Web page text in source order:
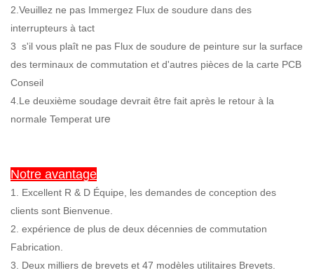
2.Veuillez ne pas Immergez Flux de soudure dans des
interrupteurs à tact
3 s'il vous plaît ne pas Flux de soudure de peinture sur la surface
des terminaux de commutation et d'autres pièces de la carte PCB
Conseil
4.Le deuxième soudage devrait être fait après le retour à la
normale Temperat ure
Notre avantage
1. Excellent R & D Équipe, les demandes de conception des
clients sont Bienvenue.
2. expérience de plus de deux décennies de commutation
Fabrication.
3. Deux milliers de brevets et 47 modèles utilitaires Brevets.